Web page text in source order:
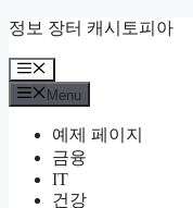
Skip
content
정보 장터 캐시토피아
Menu
Menu
예제 페이지
금융
IT
건강